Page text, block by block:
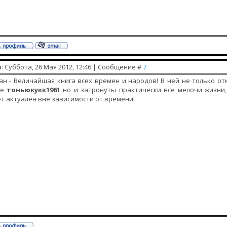
Суббота, 26 Мая 2012, 12:46 | Сообщение #7
- Величайшая книга всех времен и народов! В ней не только
тоньюкукк1961 но и затронуты практически все мелочи
актуален вне зависимости от времени!